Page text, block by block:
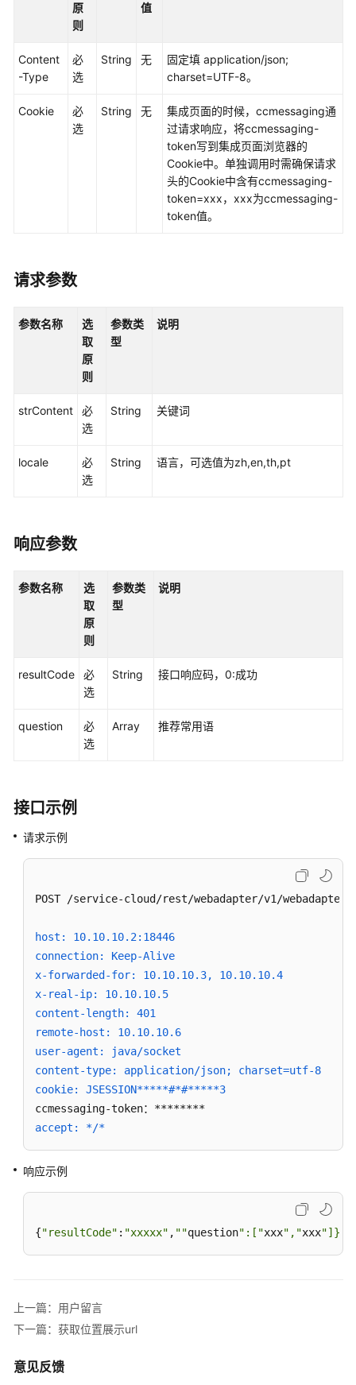
配
置
操
接
呼
类
考
单
考
智
能
模
接
参
识
库
管
理
类
接
考
类
考
言
原
则
值
Content
-Type
必
选
String 无
固定填 application/json;
charset=UTF-8。
Cookie
必
选
String 无
集成页面的时候，ccmessaging通
过请求响应，将ccmessaging-
token写到集成页面浏览器的
Cookie中。单独调用时需确保请求
头的Cookie中含有ccmessaging-
token=xxx，xxx为ccmessaging-
token值。
请求参数
参数名称
选
取
原
则
参数类
型
说明
strContent
必
选
String 关键词
locale
必
选
String 语言，可选值为zh,en,th,pt
响应参数
参数名称
选
取
原
则
参数类
型
说明
resultCode
必
选
String 接口响应码，0:成功
question
必
选
Array 推荐常用语
接口示例
请求示例
POST /service-cloud/rest/webadapter/v1/
host: 10.10.10.2:18446
connection: Keep-Alive
x-forwarded-for: 10.10.10.3, 10.10.10.4
x-real-ip: 10.10.10.5
content-length: 401
remote-host: 10.10.10.6
user-agent: java/socket
content-type: application/json; charset=utf-8
cookie: JSESSION*****#*#*****3
accept: */*
响应示例
{"resultCode" : "xxxxx" , ""question":["xxx","xxx"]}
上一篇：用户留言
下一篇：获取位置展示url
意见反馈